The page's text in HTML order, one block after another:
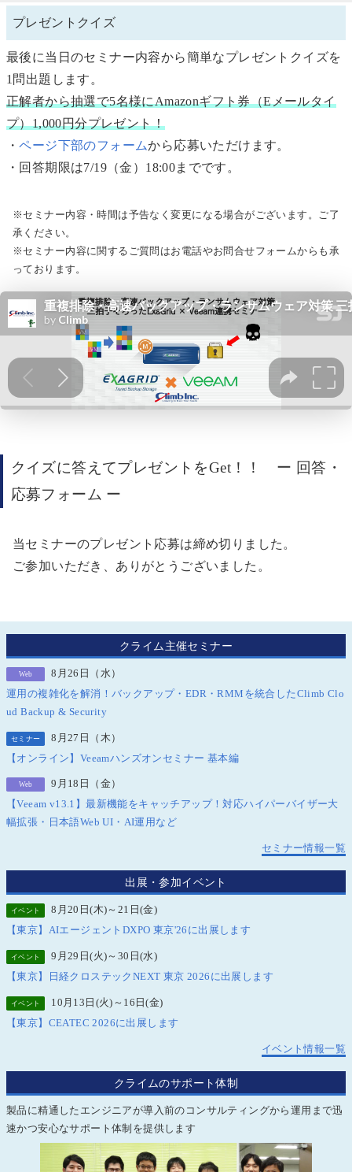
プレゼントクイズ
最後に当日のセミナー内容から簡単なプレゼントクイズを
1問出題します。
正解者から抽選で5名様にAmazonギフト券（Eメールタイ
プ）1,000円分プレゼント！
・ページ下部のフォームから応募いただけます。
・回答期限は7/19（金）18:00までです。
※セミナー内容・時間は予告なく変更になる場合がございます。ご了
承ください。
※セミナー内容に関するご質問はお電話やお問合せフォームからも承
っております。
クイズに答えてプレゼント をGet！！ ー 回答・
応募フォーム ー
当セミナーのプレゼント応募は締め切りました。
ご参加いただき、ありがとうございました。
クライム主催セミナー
Web
8月26日（水）
運用の複雑化を解消！バックアップ・EDR・RMMを統合したClimb Clo
ud Backup & Security
セミナー
8月27日（木）
【オンライン】Veeamハンズオンセミナー 基本編
Web
9月18日（金）
【Veeam v13.1】最新機能をキャッチアップ！対応ハイパーバイザー大
幅拡張・日本語Web UI・AI運用など
セミナー情報一覧
出展・参加イベント
イベント
8月20日(木)～21日(金)
【東京】AIエージェントDXPO 東京'26に出展します
イベント
9月29日(火)～30日(水)
【東京】日経クロステックNEXT 東京 2026に出展します
イベント
10月13日(火)～16日(金)
【東京】CEATEC 2026に出展します
イベント情報一覧
クライムのサポート体制
製品に精通したエンジニアが導入前のコンサルティングから運用まで迅
速かつ安心なサポート体制を提供します